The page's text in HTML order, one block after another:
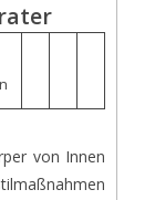
von Innen